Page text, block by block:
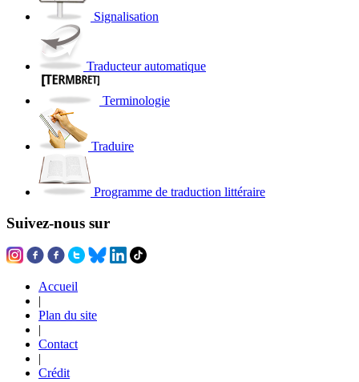
Signalisation
Traducteur automatique
Terminologie
Traduire
Programme de traduction littéraire
Suivez-nous sur
Accueil
|
Plan du site
|
Contact
|
Crédit